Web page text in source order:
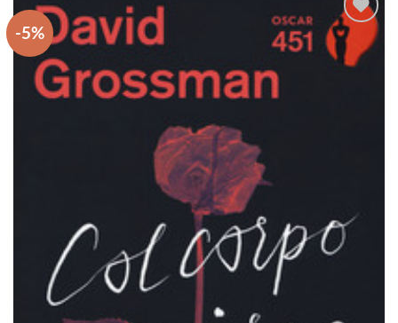
-5%
Aggiungi